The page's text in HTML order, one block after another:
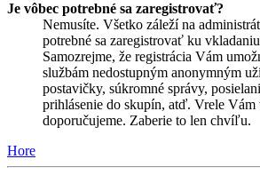
Je vôbec potrebné sa zaregistrovať?
Nemusíte. Všetko záleží na
potrebné sa zaregistrovať ku
Samozrejme, že registrácia Vám
službám nedostupným anonymným
postavičky, súkromné správy,
prihlásenie do skupín, atď. Vrele Vám
doporučujeme. Zaberie to len chvíľu.
Hore